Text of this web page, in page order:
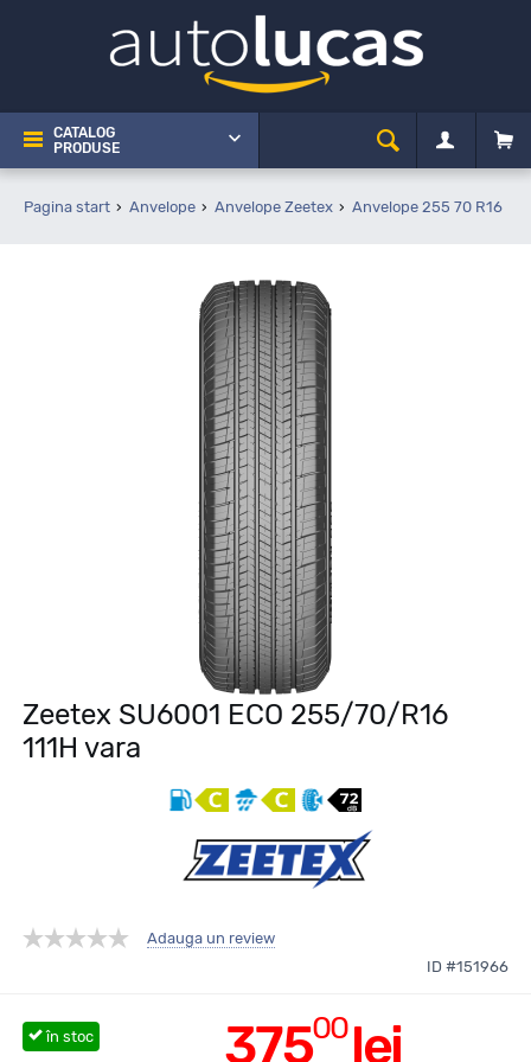
CATALOG
PRODUSE
Pagina start Anvelope Anvelope Zeetex Anvelope 255 70 R16
Zeetex SU6001 ECO 255/70/R16
111H vara
Adauga un review
ID #151966
37500lei
în stoc